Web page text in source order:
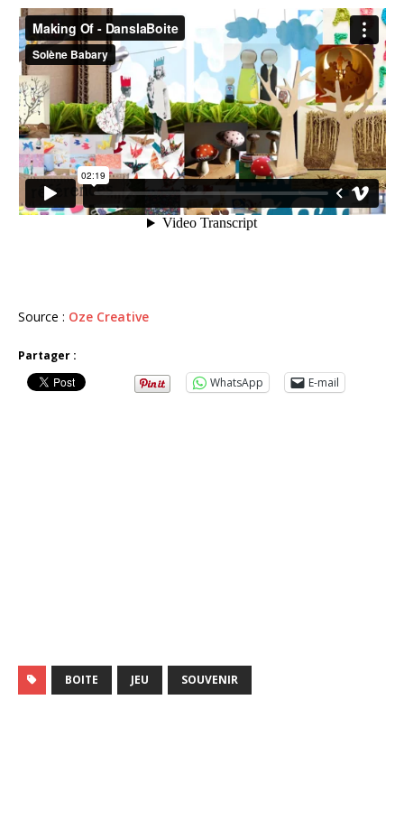
Source : Oze Creative
Partager :
WhatsApp
E-mail
BOITE JEU SOUVENIR